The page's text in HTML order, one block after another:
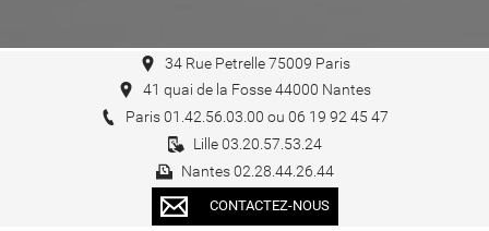
34 Rue Petrelle 75009 Paris
41 quai de la Fosse 44000 Nantes
Paris 01.42.56.03.00 ou 06 19 92 45 47
Lille 03.20.57.53.24
Nantes 02.28.44.26.44
CONTACTEZ-NOUS